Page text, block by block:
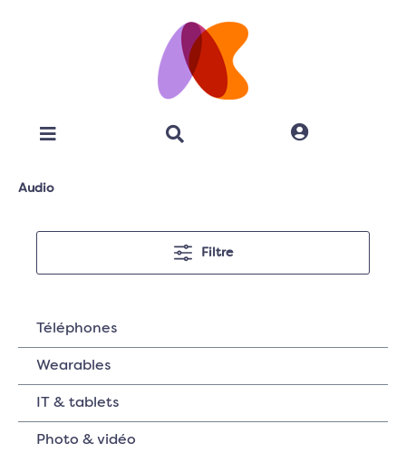
Audio
Filtre
Téléphones
Wearables
IT & tablets
Photo & vidéo